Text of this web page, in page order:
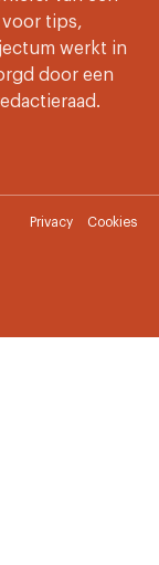
voor tips,
werkt in
door een
Privacy Cookies